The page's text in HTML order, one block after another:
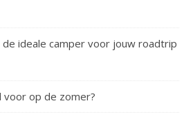
de ideale camper voor jouw roadtrip
op de zomer?